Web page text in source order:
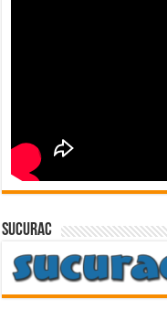
sucurac